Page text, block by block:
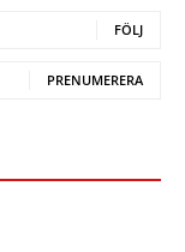
FÖLJ
PRENUMERERA